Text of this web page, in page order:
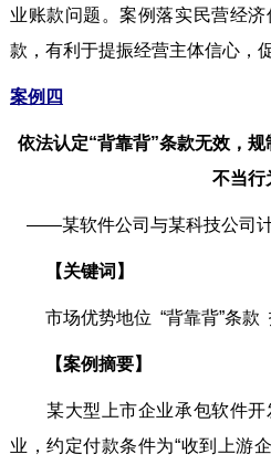
业账款问题。案例落实民营经
款，有利于提振经营主体信心，
案例四
依法认定“背靠背”条款无效，
不当行
——某软件公司与某科技公司
【关键词】
市场优势地位 “背靠背”条款
【案例摘要】
某大型上市企业承包软件开
业，约定付款条件为“收到上游